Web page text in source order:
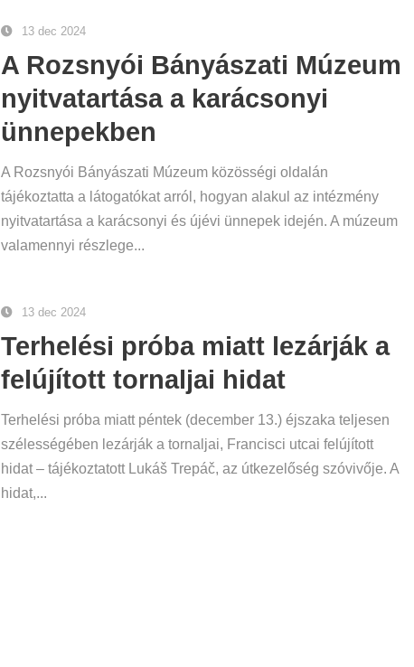
13 dec 2024
A Rozsnyói Bányászati Múzeum
nyitvatartása a karácsonyi
ünnepekben
A Rozsnyói Bányászati Múzeum közösségi oldalán
tájékoztatta a látogatókat arról, hogyan alakul az intézmény
nyitvatartása a karácsonyi és újévi ünnepek idején. A múzeum
valamennyi részlege...
13 dec 2024
Terhelési próba miatt lezárják a
felújított tornaljai hidat
Terhelési próba miatt péntek (december 13.) éjszaka teljesen
szélességében lezárják a tornaljai, Francisci utcai felújított
hidat – tájékoztatott Lukáš Trepáč, az útkezelőség szóvivője. A
hidat,...